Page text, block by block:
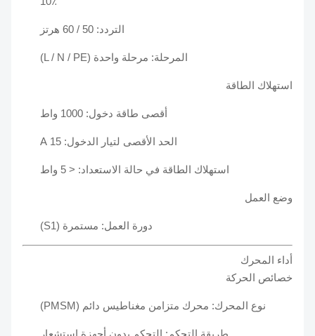
التردد: 50 / 60 هرتز
المرحلة: مرحلة واحدة (L / N / PE)
استهلاك الطاقة
أقصى طاقة دخول: 1000 واط
الحد الأقصى لتيار الدخول: 15 A
استهلاك الطاقة في حالة الاستعداد: < 5 واط
وضع العمل
دورة العمل: مستمرة (S1)
أداء المحرك
خصائص الحركة
نوع المحرك: محرك متزامن مغناطيس دائم (PMSM)
طريقة التحكم: التحكم بدون أجهزة استشعار